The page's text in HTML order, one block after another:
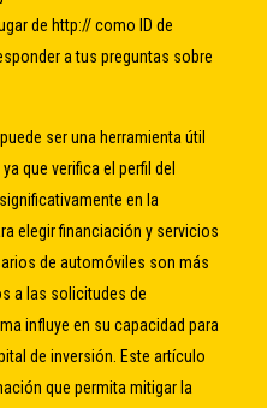
de http:// como ID de
a tus preguntas sobre
ser una herramienta útil
que verifica el perfil del
en la
elegir financiación y servicios
de automóviles son más
a las solicitudes de
influye en su capacidad para
de inversión. Este artículo
que permita mitigar la